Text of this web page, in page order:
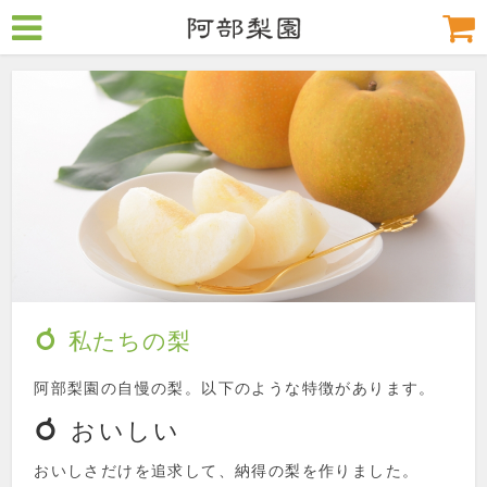
私たちの梨
阿部梨園の自慢の梨。以下のような特徴があります。
おいしい
おいしさだけを追求して、納得の梨を作りました。